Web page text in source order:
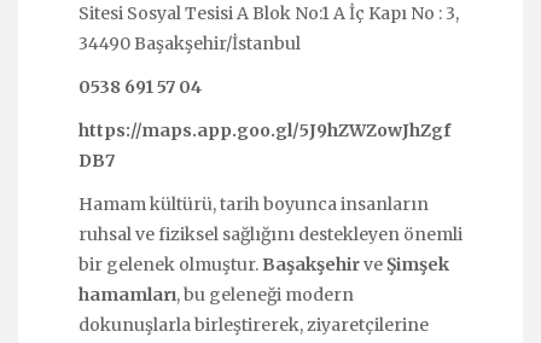
Sitesi Sosyal Tesisi A Blok No:1 A İç Kapı No : 3,
34490 Başakşehir/İstanbul
0538 691 57 04
https://maps.app.goo.gl/5J9hZWZowJhZgf
DB7
Hamam kültürü, tarih boyunca insanların
ruhsal ve fiziksel sağlığını destekleyen önemli
bir gelenek olmuştur. Başakşehirve Şimşek
hamamları, bu geleneği modern
dokunuşlarla birleştirerek, ziyaretçilerine